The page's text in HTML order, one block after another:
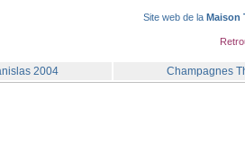
Site web de la
2004 Champagnes